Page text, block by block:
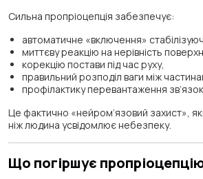
Сильна пропріоцепція забезпечує:
автоматичне «включення»
миттєву реакцію на нерівність
корекцію постави під час руху,
правильний розподіл ваги між
профілактику перевантаження зв’язок
Це фактично «нейром’язовий захист»,
ніж людина усвідомлює небезпеку.
Що погіршує